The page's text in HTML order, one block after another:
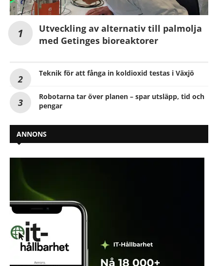
Utveckling av alternativ till palmolja
med Getinges bioreaktorer
Teknik för att fånga in koldioxid testas i Växjö
Robotarna tar över planen – spar utsläpp, tid och
pengar
ANNONS